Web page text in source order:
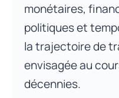
monétaires,
politiques et
la trajectoire de
envisagée au
décennies.